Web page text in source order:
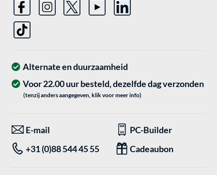
Alternate en duurzaamheid
Voor 22.00 uur besteld, dezelfde dag verzonden
(tenzij anders aangegeven, klik voor meer info)
E-mail
PC-Builder
+31 (0)88 544 45 55
Cadeaubon